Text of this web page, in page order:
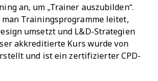
an, um „Trainer auszubilden“.
man Trainingsprogramme leitet,
umsetzt und L&D-Strategien
akkreditierte Kurs wurde von
und ist ein zertifizierter CPD-